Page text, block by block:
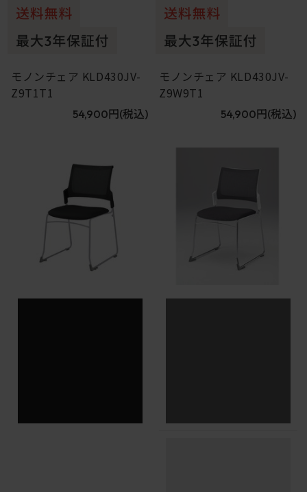
モノンチェア KLD430JV-
Z9T1T1
54,900円 (税込)
モノンチェア KLD430JV-
Z9W9T1
54,900円 (税込)